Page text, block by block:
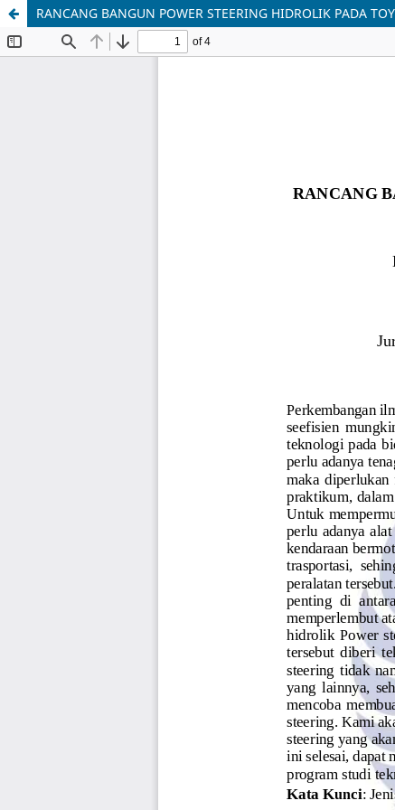
RANCANG BANGUN POWER STEERING HIDROLIK PADA